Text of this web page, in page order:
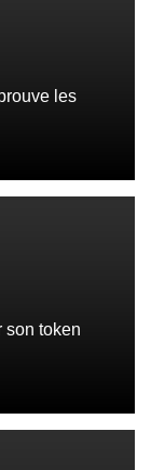
les
son token